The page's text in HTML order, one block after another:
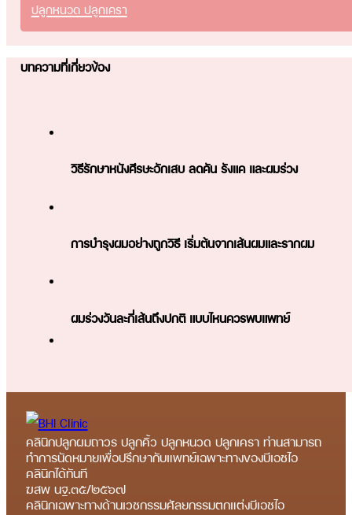
ปลูกหนวด ปลูกเครา
บทความที่เกี่ยวข้อง
วิธีรักษาหนังศีรษะอักเสบ ลดคัน รังแค และผมร่วง
การบำรุงผมอย่างถูกวิธี เริ่มต้นจากเส้นผมและรากผม
ผมร่วงวันละกี่เส้นถึงปกติ แบบไหนควรพบแพทย์
คลินิกปลูกผมถาวร ปลูกคิ้ว ปลูกหนวด ปลูกเครา ท่านสามารถ
ทำการนัดหมายเพื่อปรึกษากับแพทย์เฉพาะทางของบีเอชไอ
คลินิกได้ทันที
ฆสพ นฐ.๓๕/๒๕๖๗
คลินิกเฉพาะทางด้านเวชกรรมศัลยกรรมตกแต่งบีเอชไอ